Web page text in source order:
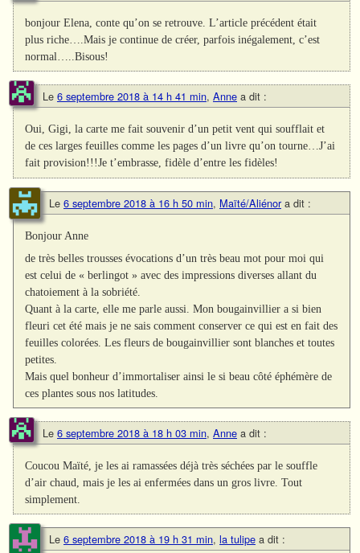
bonjour Elena, conte qu’on se retrouve. L’article précédent était
plus riche….Mais je continue de créer, parfois inégalement, c’est
normal…..Bisous!
Le 6 septembre 2018 à 14 h 41 min, Anne a dit :
Oui, Gigi, la carte me fait souvenir d’un petit vent qui soufflait et
de ces larges feuilles comme les pages d’un livre qu’on tourne…J’ai
fait provision!!!Je t’embrasse, fidèle d’entre les fidèles!
Le 6 septembre 2018 à 16 h 50 min, Maïté/Aliénor a dit :
Bonjour Anne
de très belles trousses évocations d’un très beau mot pour moi qui
est celui de « berlingot » avec des impressions diverses allant du
chatoiement à la sobriété.
Quant à la carte, elle me parle aussi. Mon bougainvillier a si bien
fleuri cet été mais je ne sais comment conserver ce qui est en fait des
feuilles colorées. Les fleurs de bougainvillier sont blanches et toutes
petites.
Mais quel bonheur d’immortaliser ainsi le si beau côté éphémère de
ces plantes sous nos latitudes.
Le 6 septembre 2018 à 18 h 03 min, Anne a dit :
Coucou Maïté, je les ai ramassées déjà très séchées par le souffle
d’air chaud, mais je les ai enfermées dans un gros livre. Tout
simplement.
Le 6 septembre 2018 à 19 h 31 min, la tulipe a dit :